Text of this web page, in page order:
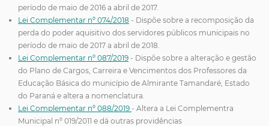
período de maio de 2016 a abril de 2017.
Lei Complementar nº 074/2018 - Dispõe sobre a recomposição da
perda do poder aquisitivo dos servidores públicos municipais no
período de maio de 2017 a abril de 2018.
Lei Complementar nº 087/2019 - Dispõe sobre a alteração e gestão
do Plano de Cargos, Carreira e Vencimentos dos Professores da
Educação Básica do município de Almirante Tamandaré, Estado
do Paraná e altera a nomenclatura.
Lei Complementar nº 088/2019 - Altera a Lei Complementra
Municipal nº 019/2011 e dá outras providências